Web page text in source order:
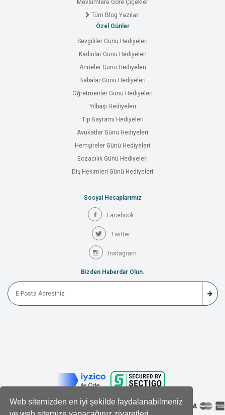
Web sitemizden en iyi şekilde faydalanabilmeniz
Mevsimlere Göre Çiçekler
Tüm Blog Yazıları
Özel Günler
Sevgililer Günü Hediyeleri
Kadınlar Günü Hediyeleri
Anneler Günü Hediyeleri
Babalar Günü Hediyeleri
Öğretmenler Günü Hediyeleri
Yılbaşı Hediyeleri
Tıp Bayramı Hediyeleri
Avukatlar Günü Hediyeleri
Hemşireler Günü Hediyeleri
Eczacılık Günü Hediyeleri
Diş Hekimleri Günü Hediyeleri
Sosyal Hesaplarımız
Facebook
Twitter
Instagram
Bizden Haberdar Olun.